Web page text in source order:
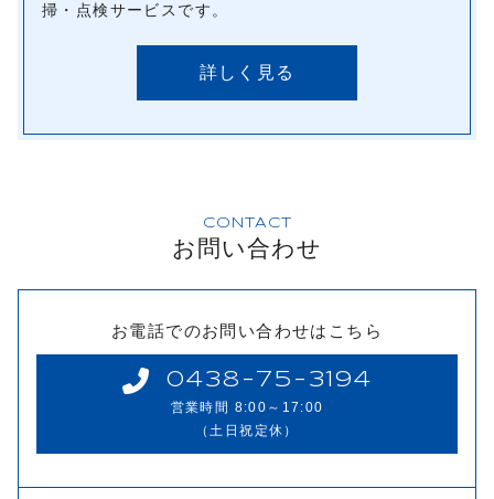
掃・点検サービスです。
詳しく見る
CONTACT
お問い合わせ
お電話でのお問い合わせはこちら
0438-75-3194
営業時間 8:00～17:00
（土日祝定休）